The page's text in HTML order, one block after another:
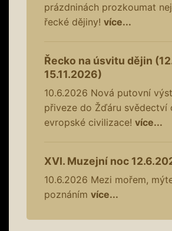
prázdninách prozkoumat
řecké dějiny! více...
Řecko na úsvitu dějin
15.11.2026)
10.6.2026 Nová putovní
přiveze do Žďáru svědectví
evropské civilizace! více...
XVI. Muzejní noc
10.6.2026 Mezi mořem,
poznáním více...